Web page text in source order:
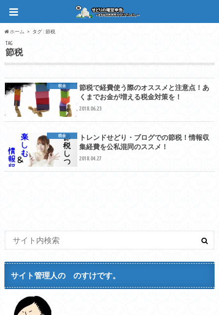
ホーム タグ : 節税
TAG
節税
税金
節税で経費使う際のオススメと注意点！あ
くまでお金が増える税金対策を！
2018.06.23
税金
トレンドせどり・ブログでの節税！情報収
集経費を公私混同のススメ！
2018.04.27
サイト管理人の のすけです。